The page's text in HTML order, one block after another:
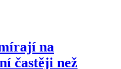
na
častěji než